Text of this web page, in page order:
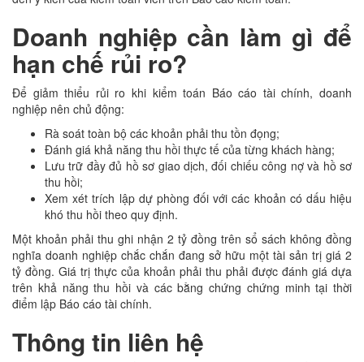
Doanh nghiệp cần làm gì để
hạn chế rủi ro?
Để giảm thiểu rủi ro khi kiểm toán Báo cáo tài chính, doanh
nghiệp nên chủ động:
Rà soát toàn bộ các khoản phải thu tồn đọng;
Đánh giá khả năng thu hồi thực tế của từng khách hàng;
Lưu trữ đầy đủ hồ sơ giao dịch, đối chiếu công nợ và hồ sơ
thu hồi;
Xem xét trích lập dự phòng đối với các khoản có dấu hiệu
khó thu hồi theo quy định.
Một khoản phải thu ghi nhận 2 tỷ đồng trên sổ sách không đồng
nghĩa doanh nghiệp chắc chắn đang sở hữu một tài sản trị giá 2
tỷ đồng. Giá trị thực của khoản phải thu phải được đánh giá dựa
trên khả năng thu hồi và các bằng chứng chứng minh tại thời
điểm lập Báo cáo tài chính.
Thông tin liên hệ